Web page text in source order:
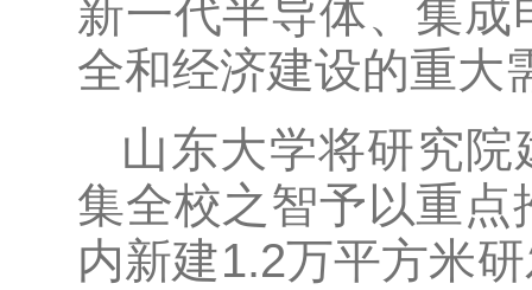
新一代半导体、集
全和经济建设的重大
山东大学将研究院
集全校之智予以重
内新建1.2万平方米